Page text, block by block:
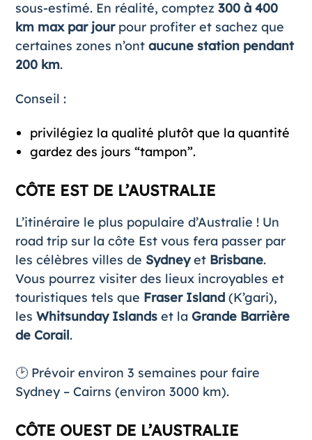
sous-estimé. En réalité, comptez 300 à 400
km max par jourpour profiter et sachez que
certaines zones n’ont aucune station pendant
200 km.
Conseil :
privilégiez la qualité plutôt que la quantité
gardez des jours “tampon”.
CÔTE EST DE L’AUSTRALIE
L’itinéraire le plus populaire d’Australie ! Un
road trip sur la côte Estvous fera passer par
les célèbres villes de Sydneyet Brisbane.
Vous pourrez visiter des lieux incroyables et
touristiques tels que Fraser Island(K’gari),
les Whitsunday Islandset la Grande Barrière
de Corail.
🕑 Prévoir environ 3 semaines pour faire
Sydney – Cairns (environ 3000 km).
CÔTE OUEST DE L’AUSTRALIE